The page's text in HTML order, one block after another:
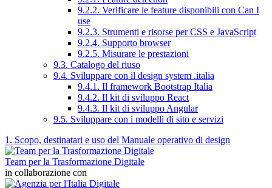
9.2.2. Verificare le feature disponibili con Can I
use
9.2.3. Strumenti e risorse per CSS e JavaScript
9.2.4. Supporto browser
9.2.5. Misurare le prestazioni
9.3. Catalogo del riuso
9.4. Sviluppare con il design system .italia
9.4.1. Il framework Bootstrap Italia
9.4.2. Il kit di sviluppo React
9.4.3. Il kit di sviluppo Angular
9.5. Sviluppare con i modelli di sito e servizi
1. Scopo, destinatari e uso del Manuale operativo di design
Team per la Trasformazione Digitale
in collaborazione con